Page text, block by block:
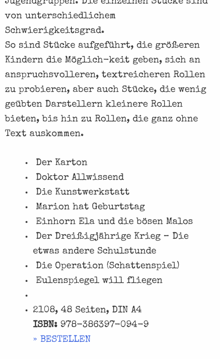
von unterschiedlichem
Schwierigkeitsgrad.
So sind Stücke aufgeführt, die größeren
Kindern die Möglich-keit geben, sich an
anspruchsvolleren, textreicheren Rollen
zu probieren, aber auch Stücke, die wenig
geübten Darstellern kleinere Rollen
bieten, bis hin zu Rollen, die ganz ohne
Text auskommen.
Der Karton
Doktor Allwissend
Die Kunstwerkstatt
Marion hat Geburtstag
Einhorn Ela und die bösen Malos
Der Dreißigjährige Krieg – Die
etwas andere Schulstunde
Die Operation (Schattenspiel)
Eulenspiegel will fliegen
2108, 48 Seiten, DIN A4
ISBN: 978-386397-094-9
» BESTELLEN